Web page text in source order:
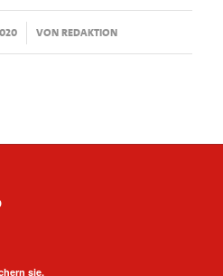
VONREDAKTION
sie.